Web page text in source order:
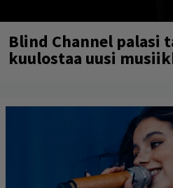
Blind Channel palasi
kuulostaa uusi